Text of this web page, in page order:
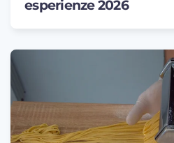
esperienze 2026